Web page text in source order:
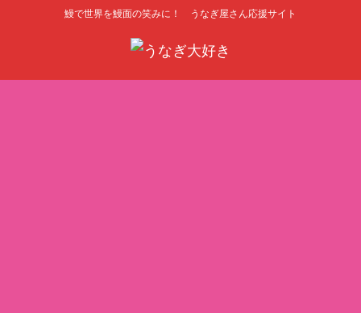
鰻で世界を鰻面の笑みに！ うなぎ屋さん応援サイト